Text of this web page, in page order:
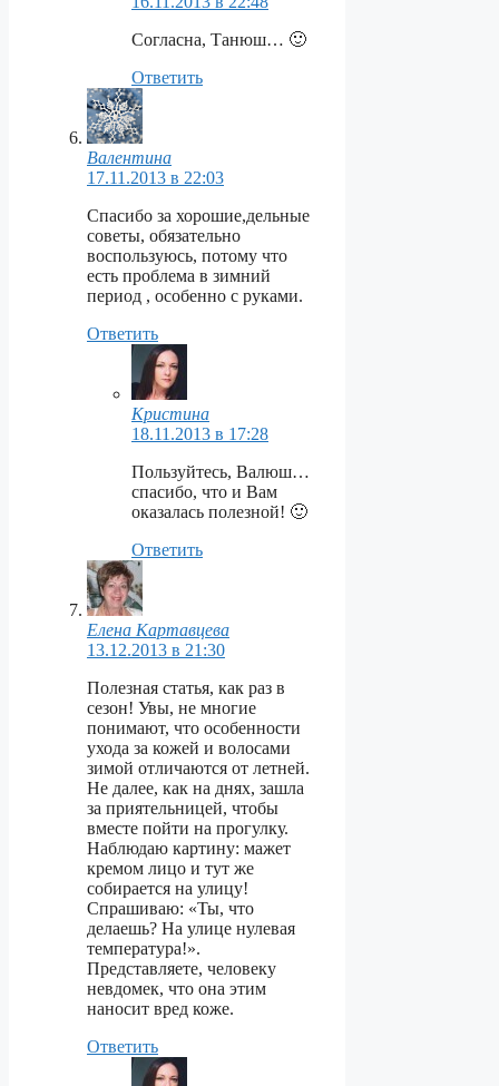
Согласна, Танюш… 🙂
Ответить
Валентина
17.11.2013 в 22:03
Спасибо за хорошие,дельные
советы, обязательно
воспользуюсь, потому что
есть проблема в зимний
период , особенно с руками.
Ответить
Кристина
18.11.2013 в 17:28
Пользуйтесь, Валюш…
спасибо, что и Вам
оказалась полезной! 🙂
Ответить
Елена Картавцева
13.12.2013 в 21:30
Полезная статья, как раз в
сезон! Увы, не многие
понимают, что особенности
ухода за кожей и волосами
зимой отличаются от летней.
Не далее, как на днях, зашла
за приятельницей, чтобы
вместе пойти на прогулку.
Наблюдаю картину: мажет
кремом лицо и тут же
собирается на улицу!
Спрашиваю: «Ты, что
делаешь? На улице нулевая
температура!».
Представляете, человеку
невдомек, что она этим
наносит вред коже.
Ответить